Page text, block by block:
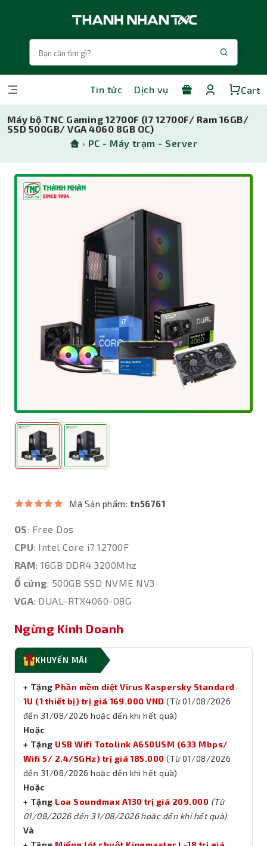
Tin tức Dịch vụ Cart
Máy bộ TNC Gaming 12700F (I7 12700F/ Ram 16GB/
SSD 500GB/ VGA 4060 8GB OC)
› PC - Máy trạm - Server
Mã Sản phẩm: tn56761
OS: Free Dos
CPU: Intel Core i7 12700F
RAM: 16GB DDR4 3200Mhz
Ổ cứng: 500GB SSD NVME NV3
VGA: DUAL-RTX4060-O8G
Ngừng Kinh Doanh
KHUYẾN MÃI
+ Tặng Phần mềm diệt Virus Kaspersky Standard
1U (1 thiết bị) trị giá 169.000 VND (Từ 01/08/2026
đến 31/08/2026 hoặc đến khi hết quà)
Hoặc
+ Tặng USB Wifi Totolink A650USM (633 Mbps/
Wifi 5/ 2.4/5GHz) trị giá 185.000 (Từ 01/08/2026
đến 31/08/2026 hoặc đến khi hết quà)
Hoặc
+ Tặng Loa Soundmax A130 trị giá 209.000 (Từ
01/08/2026 đến 31/08/2026 hoặc đến khi hết quà)
Và